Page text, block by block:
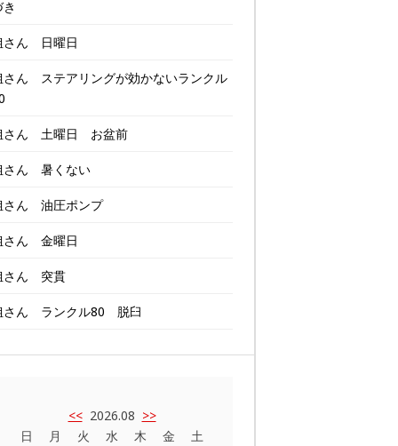
さん 日曜日
さん ステアリングが効かないランクル
さん 土曜日 お盆前
さん 暑くない
さん 油圧ポンプ
さん 金曜日
さん 突貫
さん ランクル80 脱臼
<<2026.08 >>
日
月 火 水 木 金
土